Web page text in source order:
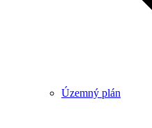
Územný plán